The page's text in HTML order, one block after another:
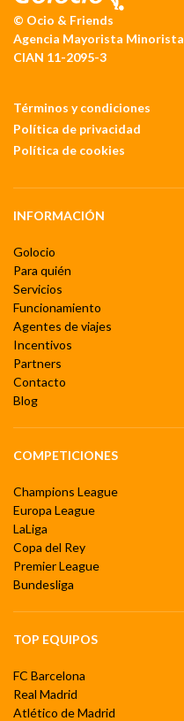
© Ocio & Friends
Agencia Mayorista Minorista
CIAN 11-2095-3
Términos y condiciones
Política de privacidad
Política de cookies
INFORMACIÓN
Golocio
Para quién
Servicios
Funcionamiento
Agentes de viajes
Incentivos
Partners
Contacto
Blog
COMPETICIONES
Champions League
Europa League
LaLiga
Copa del Rey
Premier League
Bundesliga
TOP EQUIPOS
FC Barcelona
Real Madrid
Atlético de Madrid